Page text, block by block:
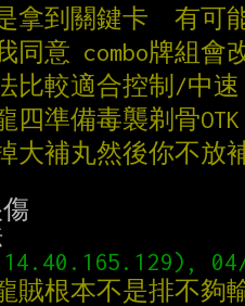
拿到關鍵卡  有可
同意 combo牌組會
比較適合控制/中速
四準備毒襲剃骨
大補丸然後你不放
賊根本不是排不夠